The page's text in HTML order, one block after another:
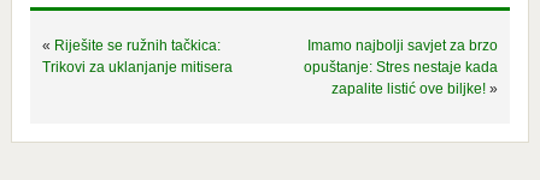
« Riješite se ružnih tačkica:
Trikovi za uklanjanje mitisera
Imamo najbolji savjet za brzo
opuštanje: Stres nestaje kada
zapalite listić ove biljke! »